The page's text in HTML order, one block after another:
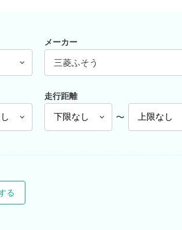
メーカー
三菱ふそう
走行距離
〜
る